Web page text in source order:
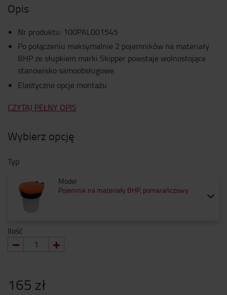
Opis
Nr produktu: 100PAL001545
Po połączeniu maksymalnie 2 pojemników na materiały
BHP ze słupkiem marki Skipper powstaje wolnostojące
stanowisko samoobsługowe.
Elastyczne opcje montażu
CZYTAJ PEŁNY OPIS
Wybierz opcję
Typ
Model
Pojemnik na materiały BHP, pomarańczowy
Ilość
165 zł